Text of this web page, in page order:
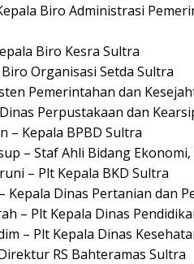
Biro Administrasi
Biro Kesra Sultra
Organisasi Setda Sultra
Pemerintahan dan
Perpustakaan dan
– Kepala BPBD Sultra
– Staf Ahli Bidang
– Plt Kepala BKD Sultra
Kepala Dinas Pertanian dan
– Plt Kepala Dinas
– Plt Kepala Dinas
RS Bahteramas Sultra